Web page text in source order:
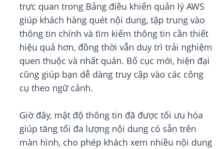
trực quan trong Bảng điều khiển quản lý AWS
giúp khách hàng quét nội dung, tập trung vào
thông tin chính và tìm kiếm thông tin cần thiết
hiệu quả hơn, đồng thời vẫn duy trì trải nghiệm
quen thuộc và nhất quán. Bố cục mới, hiện đại
cũng giúp bạn dễ dàng truy cập vào các công
cụ theo ngữ cảnh.
Giờ đây, mật độ thông tin đã được tối ưu hóa
giúp tăng tối đa lượng nội dung có sẵn trên
màn hình, cho phép khách xem nhiều nội dung